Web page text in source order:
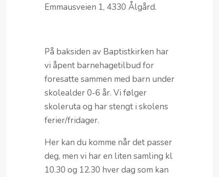
Emmausveien 1, 4330 Ålgård.
På baksiden av Baptistkirken har
vi åpent barnehagetilbud for
foresatte sammen med barn under
skolealder 0-6 år. Vi følger
skoleruta og har stengt i skolens
ferier/fridager.
Her kan du komme når det passer
deg, men vi har en liten samling kl
10.30 og 12.30 hver dag som kan